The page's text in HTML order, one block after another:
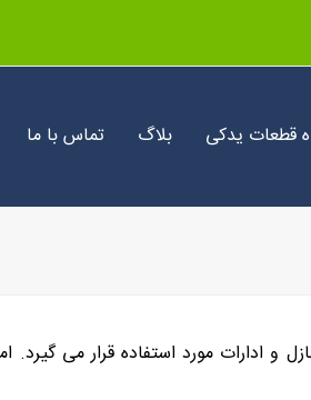
قطعات یدکی بلاگ تماس با ما
ادارات مورد استفاده قرار می گیرد.